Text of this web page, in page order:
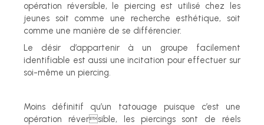
opération réversible, le piercing est utilisé chez les
jeunes soit comme une recherche esthétique, soit
comme une manière de se différencier.
Le désir d’appartenir à un groupe facilement
identifiable est aussi une incitation pour effectuer sur
soi-même un piercing.
Moins définitif qu’un tatouage puisque c’est une
opération réversible, les piercings sont de réels